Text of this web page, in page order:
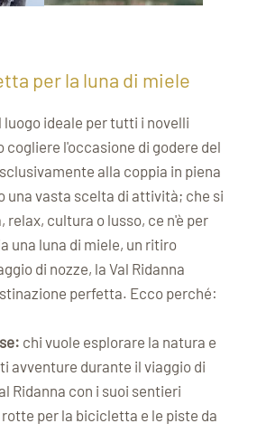
per la luna di miele
luogo ideale per tutti i novelli
cogliere l'occasione di godere del
alla coppia in piena
una vasta scelta di attività; che si
cultura o lusso, ce n'è per
una luna di miele, un ritiro
di nozze, la Val Ridanna
perfetta. Ecco perché:
chi vuole esplorare la natura e
avventure durante il viaggio di
Ridanna con i suoi sentieri
per la bicicletta e le piste da